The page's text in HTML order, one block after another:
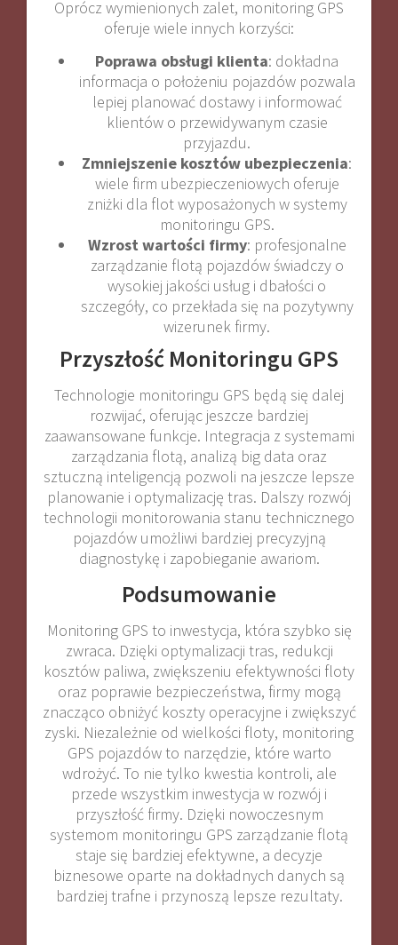
Oprócz wymienionych zalet, monitoring GPS
oferuje wiele innych korzyści:
Poprawa obsługi klienta: dokładna
informacja o położeniu pojazdów pozwala
lepiej planować dostawy i informować
klientów o przewidywanym czasie
przyjazdu.
Zmniejszenie kosztów ubezpieczenia:
wiele firm ubezpieczeniowych oferuje
zniżki dla flot wyposażonych w systemy
monitoringu GPS.
Wzrost wartości firmy: profesjonalne
zarządzanie flotą pojazdów świadczy o
wysokiej jakości usług i dbałości o
szczegóły, co przekłada się na pozytywny
wizerunek firmy.
Przyszłość Monitoringu GPS
Technologie monitoringu GPS będą się dalej
rozwijać, oferując jeszcze bardziej
zaawansowane funkcje. Integracja z systemami
zarządzania flotą, analizą big data oraz
sztuczną inteligencją pozwoli na jeszcze lepsze
planowanie i optymalizację tras. Dalszy rozwój
technologii monitorowania stanu technicznego
pojazdów umożliwi bardziej precyzyjną
diagnostykę i zapobieganie awariom.
Podsumowanie
Monitoring GPS to inwestycja, która szybko się
zwraca. Dzięki optymalizacji tras, redukcji
kosztów paliwa, zwiększeniu efektywności floty
oraz poprawie bezpieczeństwa, firmy mogą
znacząco obniżyć koszty operacyjne i zwiększyć
zyski. Niezależnie od wielkości floty, monitoring
GPS pojazdów to narzędzie, które warto
wdrożyć. To nie tylko kwestia kontroli, ale
przede wszystkim inwestycja w rozwój i
przyszłość firmy. Dzięki nowoczesnym
systemom monitoringu GPS zarządzanie flotą
staje się bardziej efektywne, a decyzje
biznesowe oparte na dokładnych danych są
bardziej trafne i przynoszą lepsze rezultaty.